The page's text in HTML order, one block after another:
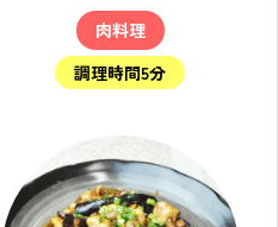
肉料理
調理時間5分